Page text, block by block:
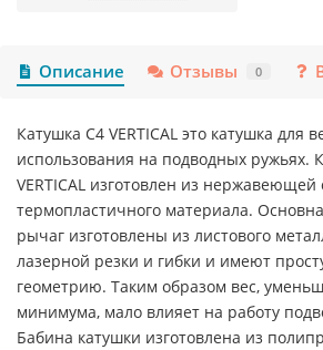
Описание Отзывы 0
Катушка C4 VERTICAL это катушка для
использования на подводных ружьях.
VERTICAL изготовлен из нержавеющей
термопластичного материала.
рычаг изготовлены из листового
лазерной резки и гибки и имеют
геометрию. Таким образом вес,
минимума, мало влияет на работу
Бабина катушки изготовлена из